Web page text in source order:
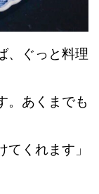
、ぐっと料理
。あくまでも
くれます」